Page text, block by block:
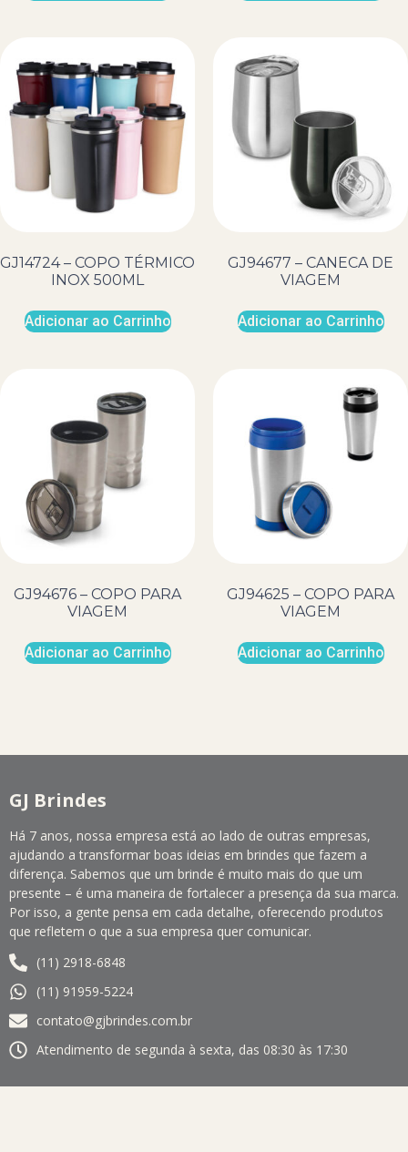
GJ14724 – COPO TÉRMICO
INOX 500ML
Adicionar ao Carrinho
GJ94677 – CANECA DE
VIAGEM
Adicionar ao Carrinho
GJ94676 – COPO PARA
VIAGEM
Adicionar ao Carrinho
GJ94625 – COPO PARA
VIAGEM
Adicionar ao Carrinho
GJ Brindes
Há 7 anos, nossa empresa está ao lado de outras empresas,
ajudando a transformar boas ideias em brindes que fazem a
diferença. Sabemos que um brinde é muito mais do que um
presente – é uma maneira de fortalecer a presença da sua marca.
Por isso, a gente pensa em cada detalhe, oferecendo produtos
que refletem o que a sua empresa quer comunicar.
(11) 2918-6848
(11) 91959-5224
contato@gjbrindes.com.br
Atendimento de segunda à sexta, das 08:30 às 17:30